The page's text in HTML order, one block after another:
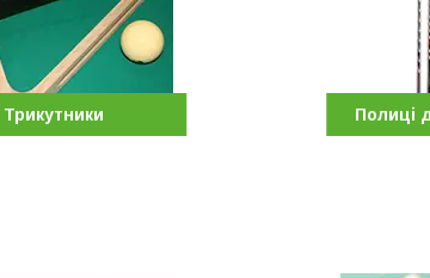
Трикутники Полиці